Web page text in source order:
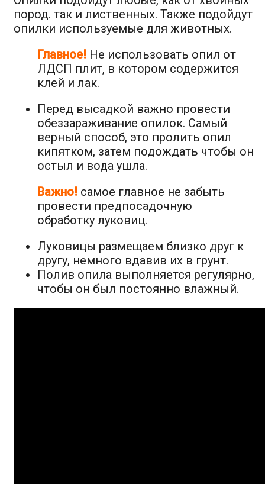
пород. так и лиственных. Также подойдут
опилки используемые для животных.
Главное! Не использовать опил от
ЛДСП плит, в котором содержится
клей и лак.
Перед высадкой важно провести
обеззараживание опилок. Самый
верный способ, это пролить опил
кипятком, затем подождать чтобы он
остыл и вода ушла.
Важно! самое главное не забыть
провести предпосадочную
обработку луковиц.
Луковицы размещаем близко друг к
другу, немного вдавив их в грунт.
Полив опила выполняется регулярно,
чтобы он был постоянно влажный.